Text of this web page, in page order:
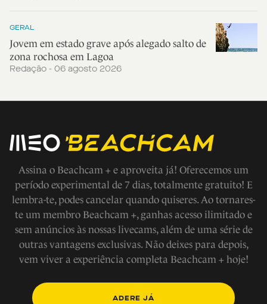
GERAL
Jovem em estado grave após alegado salto de
zona rochosa em Lagoa
Redação - 06 agosto 2026
Assina o Beachcam + e aproveita já! Oferecemos um
período experimental de 7 dias, totalmente gratuito! E
lembra-te, podes cancelar quando quiseres. Ao tornares-
te um membro Beachcam +, ganhas acesso ilimitado e
sem anúncios às nossas livecams, além de uma série de
outras vantagens exclusivas. Não deixes para depois,
vem viver a experiência completa Beachcam + hoje!
ADERE JÁ